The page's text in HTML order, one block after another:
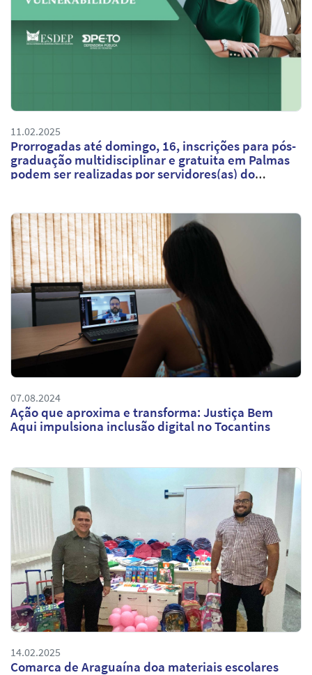
11.02.2025
Prorrogadas até domingo, 16, inscrições para pós-
graduação multidisciplinar e gratuita em Palmas
podem ser realizadas por servidores(as) do
07.08.2024
Ação que aproxima e transforma: Justiça Bem
Aqui impulsiona inclusão digital no Tocantins
14.02.2025
Comarca de Araguaína doa materiais escolares